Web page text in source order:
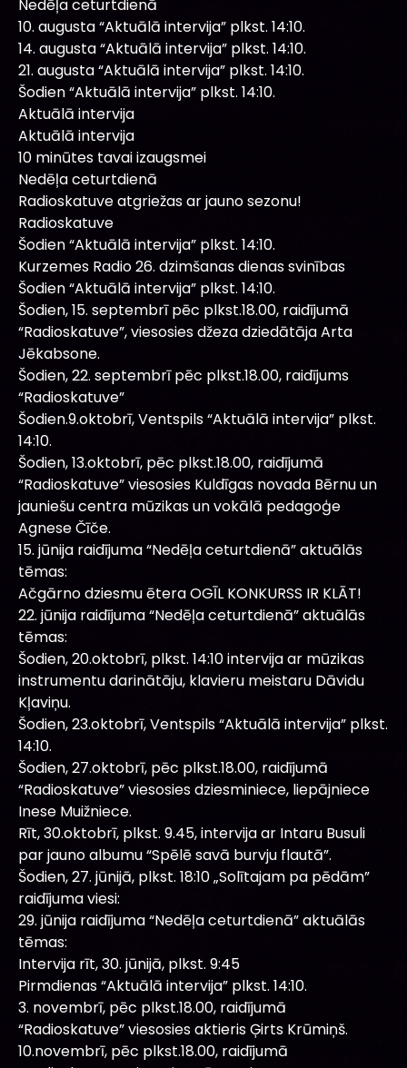
Nedēļa ceturtdienā
10. augusta “Aktuālā intervija” plkst. 14:10.
14. augusta “Aktuālā intervija” plkst. 14:10.
21. augusta “Aktuālā intervija” plkst. 14:10.
Šodien “Aktuālā intervija” plkst. 14:10.
Aktuālā intervija
Aktuālā intervija
10 minūtes tavai izaugsmei
Nedēļa ceturtdienā
Radioskatuve atgriežas ar jauno sezonu!
Radioskatuve
Šodien “Aktuālā intervija” plkst. 14:10.
Kurzemes Radio 26. dzimšanas dienas svinības
Šodien “Aktuālā intervija” plkst. 14:10.
Šodien, 15. septembrī pēc plkst.18.00, raidījumā
“Radioskatuve”, viesosies džeza dziedātāja Arta
Jēkabsone.
Šodien, 22. septembrī pēc plkst.18.00, raidījums
“Radioskatuve”
Šodien.9.oktobrī, Ventspils “Aktuālā intervija” plkst.
14:10.
Šodien, 13.oktobrī, pēc plkst.18.00, raidījumā
“Radioskatuve” viesosies Kuldīgas novada Bērnu un
jauniešu centra mūzikas un vokālā pedagoģe
Agnese Čīče.
15. jūnija raidījuma “Nedēļa ceturtdienā” aktuālās
tēmas:
Ačgārno dziesmu ētera OGĪL KONKURSS IR KLĀT!
22. jūnija raidījuma “Nedēļa ceturtdienā” aktuālās
tēmas:
Šodien, 20.oktobrī, plkst. 14:10 intervija ar mūzikas
instrumentu darinātāju, klavieru meistaru Dāvidu
Kļaviņu.
Šodien, 23.oktobrī, Ventspils “Aktuālā intervija” plkst.
14:10.
Šodien, 27.oktobrī, pēc plkst.18.00, raidījumā
“Radioskatuve” viesosies dziesminiece, liepājniece
Inese Muižniece.
Rīt, 30.oktobrī, plkst. 9.45, intervija ar Intaru Busuli
par jauno albumu “Spēlē savā burvju flautā”.
Šodien, 27. jūnijā, plkst. 18:10 „Solītajam pa pēdām”
raidījuma viesi:
29. jūnija raidījuma “Nedēļa ceturtdienā” aktuālās
tēmas:
Intervija rīt, 30. jūnijā, plkst. 9:45
Pirmdienas “Aktuālā intervija” plkst. 14:10.
3. novembrī, pēc plkst.18.00, raidījumā
“Radioskatuve” viesosies aktieris Ģirts Krūmiņš.
10.novembrī, pēc plkst.18.00, raidījumā